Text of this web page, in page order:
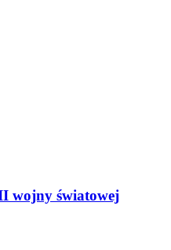
wojny światowej